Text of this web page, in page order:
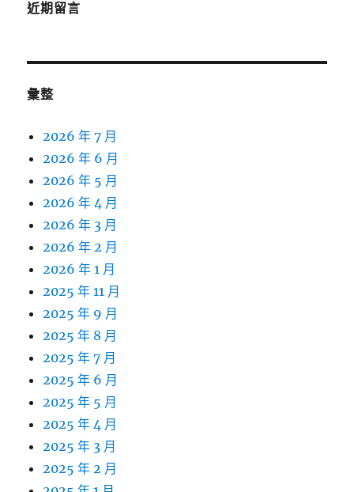
近期留言
彙整
2026 年 7 月
2026 年 6 月
2026 年 5 月
2026 年 4 月
2026 年 3 月
2026 年 2 月
2026 年 1 月
2025 年 11 月
2025 年 9 月
2025 年 8 月
2025 年 7 月
2025 年 6 月
2025 年 5 月
2025 年 4 月
2025 年 3 月
2025 年 2 月